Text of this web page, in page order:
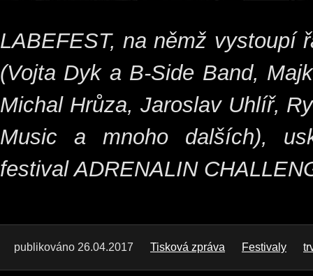
LABEFEST, na němž vystoupí
(Vojta Dyk a B-Side Band,
Michal Hrůza, Jaroslav Uhlíř,
Music a mnoho dalších),
festival ADRENALIN
publikováno 26.04.2017 Tisková zpráva Festivaly